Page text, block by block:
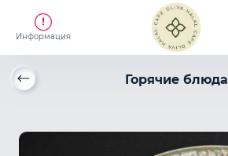
Информация
Горячие блюда